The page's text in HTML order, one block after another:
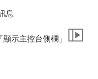
息
示主控台側欄」